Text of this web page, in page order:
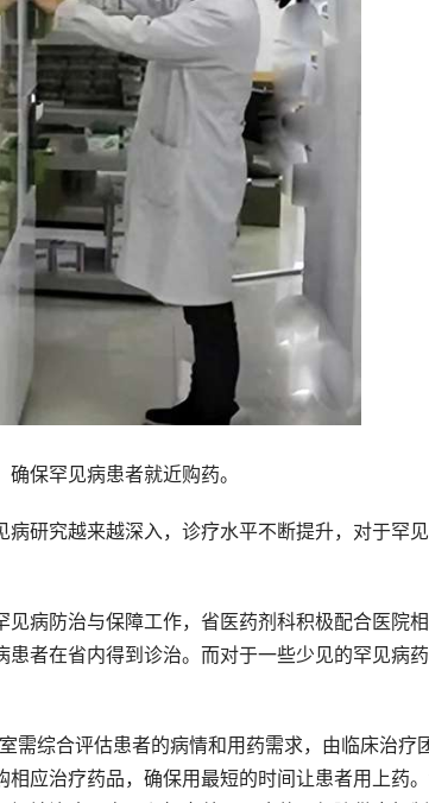
保罕见病患者就近购药。
研究越来越深入，诊疗水平不断提升，对于罕
病防治与保障工作，省医药剂科积极配合医院
者在省内得到诊治。而对于一些少见的罕见病药
综合评估患者的病情和用药需求，由临床治疗
应治疗药品，确保用最短的时间让患者用上药